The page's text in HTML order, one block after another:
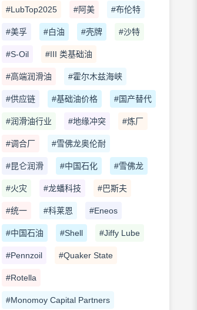
#LubTop2025 #阿美 #布伦特
#美孚 #白油 #壳牌 #沙特
#S-Oil #III 类基础油
#高端润滑油 #霍尔木兹海峡
#供应链 #基础油价格 #国产替代
#润滑油行业 #地缘冲突 #炼厂
#调合厂 #雪佛龙奥伦耐
#昆仑润滑 #中国石化 #雪佛龙
#火灾 #龙蟠科技 #巴斯夫
#统一 #科莱恩 #Eneos
#中国石油 #Shell #Jiffy Lube
#Pennzoil #Quaker State
#Rotella
#Monomoy Capital Partners